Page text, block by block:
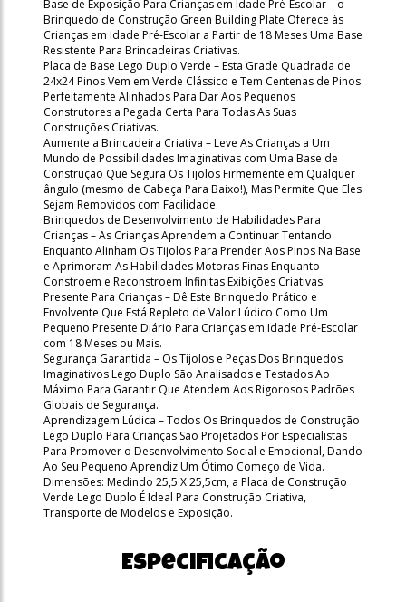
Base de Exposição Para Crianças em Idade Pré-Escolar – o
Brinquedo de Construção Green Building Plate Oferece às
Crianças em Idade Pré-Escolar a Partir de 18 Meses Uma Base
Resistente Para Brincadeiras Criativas.
Placa de Base Lego Duplo Verde – Esta Grade Quadrada de
24x24 Pinos Vem em Verde Clássico e Tem Centenas de Pinos
Perfeitamente Alinhados Para Dar Aos Pequenos
Construtores a Pegada Certa Para Todas As Suas
Construções Criativas.
Aumente a Brincadeira Criativa – Leve As Crianças a Um
Mundo de Possibilidades Imaginativas com Uma Base de
Construção Que Segura Os Tijolos Firmemente em Qualquer
ângulo (mesmo de Cabeça Para Baixo!), Mas Permite Que Eles
Sejam Removidos com Facilidade.
Brinquedos de Desenvolvimento de Habilidades Para
Crianças – As Crianças Aprendem a Continuar Tentando
Enquanto Alinham Os Tijolos Para Prender Aos Pinos Na Base
e Aprimoram As Habilidades Motoras Finas Enquanto
Constroem e Reconstroem Infinitas Exibições Criativas.
Presente Para Crianças – Dê Este Brinquedo Prático e
Envolvente Que Está Repleto de Valor Lúdico Como Um
Pequeno Presente Diário Para Crianças em Idade Pré-Escolar
com 18 Meses ou Mais.
Segurança Garantida – Os Tijolos e Peças Dos Brinquedos
Imaginativos Lego Duplo São Analisados e Testados Ao
Máximo Para Garantir Que Atendem Aos Rigorosos Padrões
Globais de Segurança.
Aprendizagem Lúdica – Todos Os Brinquedos de Construção
Lego Duplo Para Crianças São Projetados Por Especialistas
Para Promover o Desenvolvimento Social e Emocional, Dando
Ao Seu Pequeno Aprendiz Um Ótimo Começo de Vida.
Dimensões: Medindo 25,5 X 25,5cm, a Placa de Construção
Verde Lego Duplo É Ideal Para Construção Criativa,
Transporte de Modelos e Exposição.
Especificação